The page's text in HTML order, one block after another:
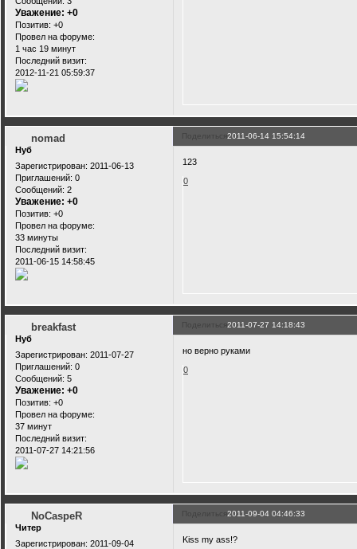
Уважение: +0
Позитив: +0
Провел на форуме:
1 час 19 минут
Последний визит:
2012-11-21 05:59:37
Поделиться2011-06-14 15:54:14
nomad
Нуб
Зарегистрирован: 2011-06-13
Приглашений: 0
Сообщений: 2
Уважение: +0
Позитив: +0
Провел на форуме:
33 минуты
Последний визит:
2011-06-15 14:58:45
123
0
Поделиться2011-07-27 14:18:43
breakfast
Нуб
Зарегистрирован: 2011-07-27
Приглашений: 0
Сообщений: 5
Уважение: +0
Позитив: +0
Провел на форуме:
37 минут
Последний визит:
2011-07-27 14:21:56
но верно руками
0
Поделиться2011-09-04 04:46:33
NoCaspeR
Читер
Зарегистрирован: 2011-09-04
Kiss my ass!?